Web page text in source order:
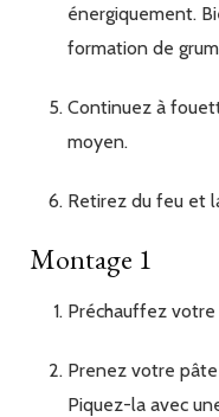
énergiquement.
formation de
Continuez à fouettez pendant 5 minutes à feu
moyen.
Retirez du feu et
Montage 1
Préchauffez
Prenez votre pâte et étalez-la dans votre moule.
Piquez-la avec